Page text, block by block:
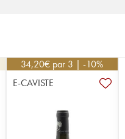
34,20€ par 3 | -10%
E-CAVISTE